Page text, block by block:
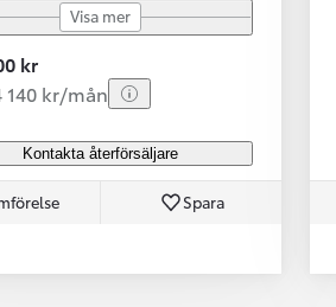
Visa mer
kr
140 kr/mån
Kontakta återförsäljare
Spara